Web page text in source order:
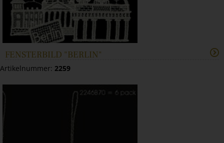
FENSTERBILD "BERLIN"
Artikelnummer: 2259